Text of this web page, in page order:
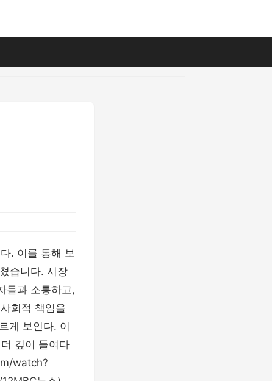
. 이를 통해 보
습니다. 시장
들과 소통하고,
회적 책임을
게 보인다. 이
깊이 들여다
watch?